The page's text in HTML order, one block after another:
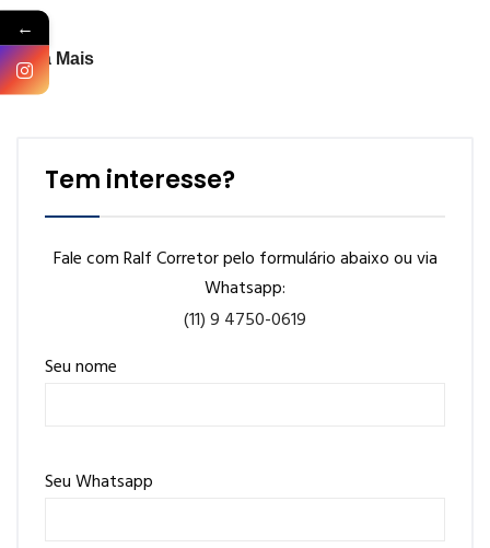
Veja Mais
Tem interesse?
Fale com Ralf Corretor pelo formulário abaixo ou via
Whatsapp:
(11) 9 4750-0619
Seu nome
Seu Whatsapp
←